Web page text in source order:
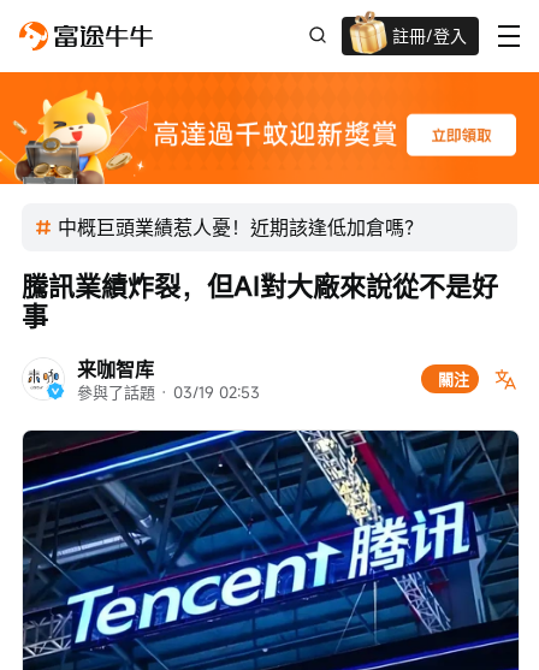
註冊/登入
迎新驚喜賞 股票/BTC等任你揀!
中概巨頭業績惹人憂！近期該逢低加倉嗎？
来咖智库
參與了話題 · 03/19 02:53
關注
騰訊業績炸裂，但AI對大廠來說從不是好
事